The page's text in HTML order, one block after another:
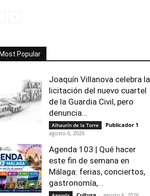
Popular
Joaquín Villanova celebra la
licitación del nuevo cuartel
de la Guardia Civil, pero
denuncia...
Alhaurín de la Torre Publicador 1 -
agosto 6, 2026
Agenda 103 | Qué hacer
este fin de semana en
Málaga: ferias, conciertos,
gastronomía,...